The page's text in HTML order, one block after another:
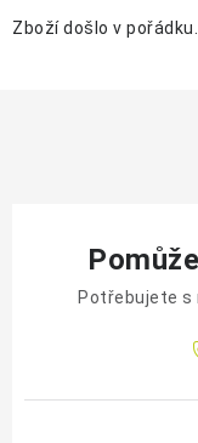
Zboží došlo v
Potřebujete s